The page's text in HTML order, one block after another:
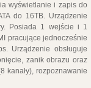
wyświetlanie i zapis do
do 16TB. Urządzenie
Posiada 1 wejście i 1
pracujące jednocześnie
Urządzenie obsługuje
zanik obrazu oraz
kanały), rozpoznawanie